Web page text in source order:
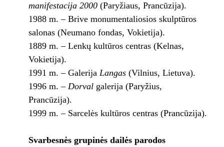
manifestacija 2000 (Paryžiaus, Prancūzija).
1988 m. – Brive monumentaliosios skulptūros
salonas (Neumano fondas, Vokietija).
1889 m. – Lenkų kultūros centras (Kelnas,
Vokietija).
1991 m. – Galerija Langas(Vilnius, Lietuva).
1996 m. – Dorvalgalerija (Paryžius,
Prancūzija).
1999 m. – Sarcelės kultūros centras (Prancūzija).
Svarbesnės grupinės dailės parodos